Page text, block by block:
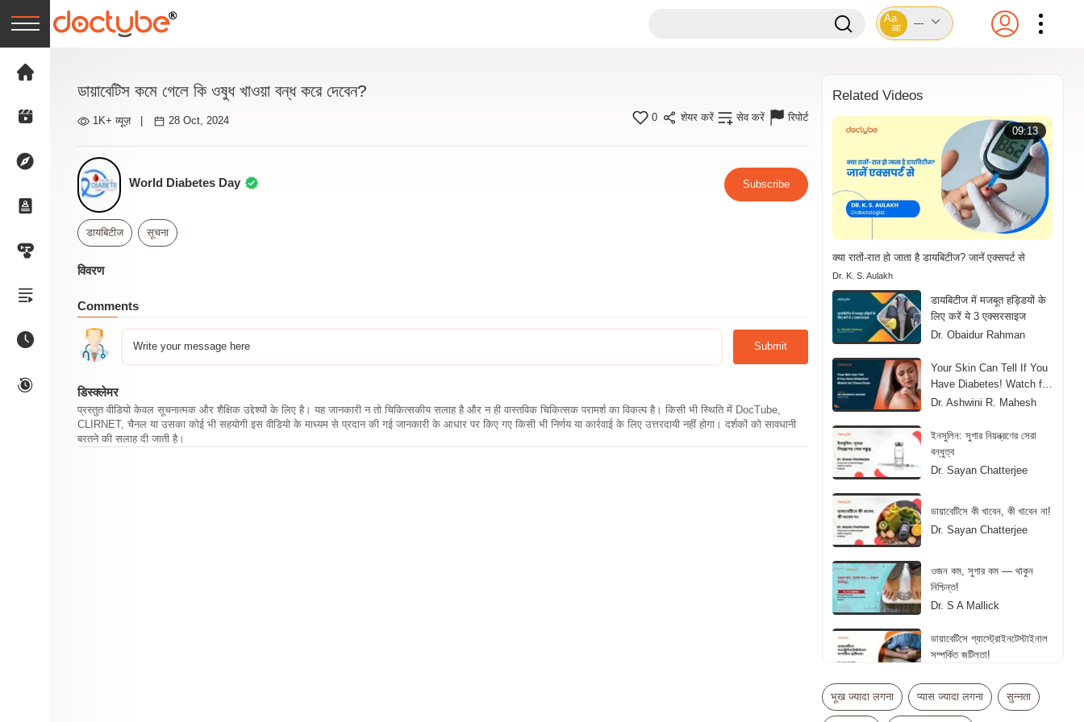
Aa
आ
---
ডায়াবেটিস কমে গেলে কি ওষুধ খাওয়া বন্ধ করে দেবেন?
1K+ व्यूज़ 28 Oct, 2024 0 शेयर करें सेव करें रिपोर्ट
World Diabetes Day Subscribe
डायबिटीज सूचना
विवरण
Comments
Write your message here Submit
डिस्क्लेमर
प्रस्तुत वीडियो केवल सूचनात्मक और शैक्षिक उद्देश्यों के लिए है। यह जानकारी न तो चिकित्सकीय सलाह है और न ही वास्तविक चिकित्सक परामर्श का विकल्प है। किसी भी स्थिति में DocTube,
CLIRNET, चैनल या उसका कोई भी सहयोगी इस वीडियो के माध्यम से प्रदान की गई जानकारी के आधार पर किए गए किसी भी निर्णय या कार्रवाई के लिए उत्तरदायी नहीं होगा। दर्शकों को सावधानी
बरतने की सलाह दी जाती है।
Related Videos
09:13
क्या रातों-रात हो जाता है डायबिटीज? जानें एक्सपर्ट से
Dr. K. S. Aulakh
डायबिटीज में मजबूत हड्डियों के
लिए करें ये 3 एक्सरसाइज
Dr. Obaidur Rahman
Your Skin Can Tell If You
Have Diabetes! Watch for
These Clues
Dr. Ashwini R. Mahesh
ইনসুলিন: সুগার নিয়ন্ত্রণের সেরা
বন্ধুত্ব
Dr. Sayan Chatterjee
ডায়াবেটিসে কী খাবেন, কী খাবেন না!
Dr. Sayan Chatterjee
ওজন কম, সুগার কম — থাকুন
নিশ্চিন্ত!
Dr. S A Mallick
ডায়াবেটিসে গ্যাস্ট্রোইনটেস্টাইনাল
সম্পর্কিত জটিলতা!
डायबिटीज में इंसुलिन लेना कब
भूख ज्यादा लगना प्यास ज्यादा लगना सुन्नता